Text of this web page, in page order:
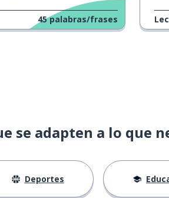
45 palabras/frases
se adapten a lo que
Deportes